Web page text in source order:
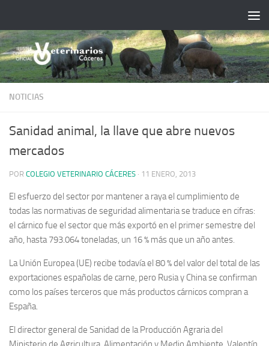
NOTICIAS
Sanidad animal, la llave que abre nuevos
mercados
POR COLEGIO VETERINARIO CÁCERES · 11 ENERO, 2013
El esfuerzo del sector por mantener a raya el cumplimiento de
todas las normativas de seguridad alimentaria se traduce en cifras:
el cárnico fue el sector que más exportó en el primer semestre del
año, hasta 793.064 toneladas, un 16 % más que un año antes.
La Unión Europea (UE) recibe todavía el 80 % del valor del total de las
exportaciones españolas de carne, pero Rusia y China se confirman
como los países terceros que más productos cárnicos compran a
España.
El director general de Sanidad de la Producción Agraria del